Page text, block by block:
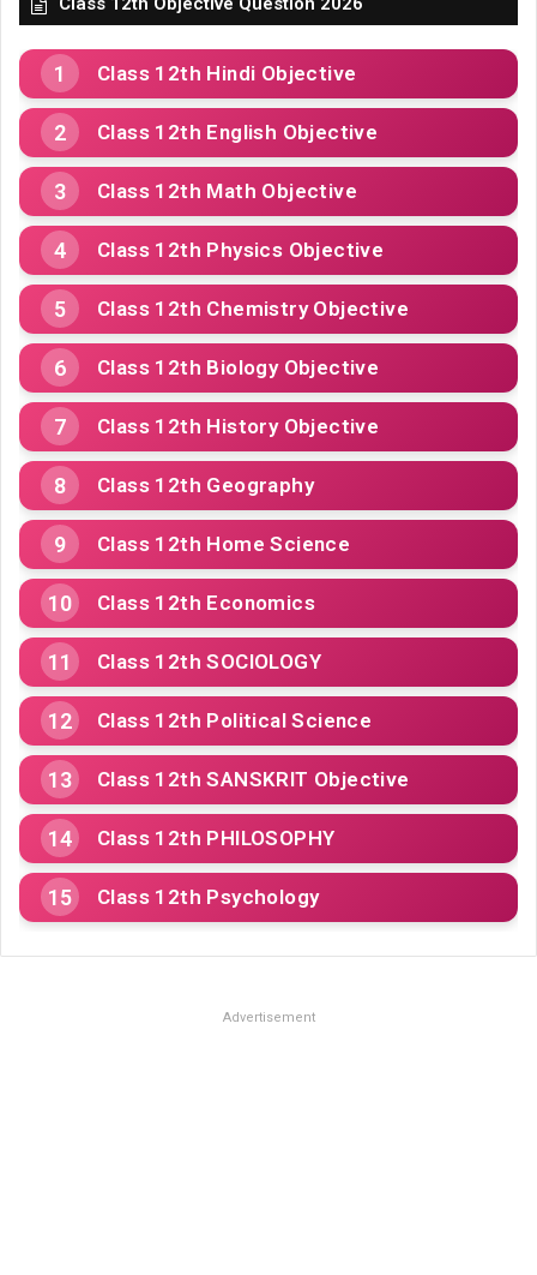
Class 12th Hindi Objective
Class 12th English Objective
Class 12th Math Objective
Class 12th Physics Objective
Class 12th Chemistry Objective
Class 12th Biology Objective
Class 12th History Objective
Class 12th Geography
Class 12th Home Science
Class 12th Economics
Class 12th SOCIOLOGY
Class 12th Political Science
Class 12th SANSKRIT Objective
Class 12th PHILOSOPHY
Class 12th Psychology
Advertisement